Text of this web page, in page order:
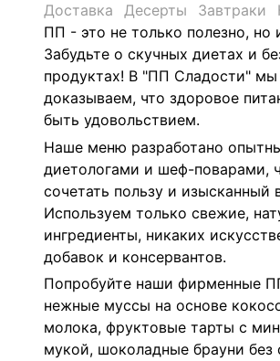
Доставка
Десерты Завтраки
ПП - это не только полезно, но
Забудьте о скучных диетах и
продуктах! В "ПП Сладости" мы
доказываем, что здоровое
быть удовольствием.
Наше меню разработано
диетологами и шеф-поварами,
сочетать пользу и изысканный
Используем только свежие,
ингредиенты, никаких
добавок и консервантов.
Попробуйте наши фирменные
нежные муссы на основе
молока, фруктовые тарты с
мукой, шоколадные брауни без